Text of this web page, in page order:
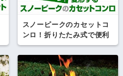
スノーピークのカセットコ
ンロ！折りたたみ式で便利